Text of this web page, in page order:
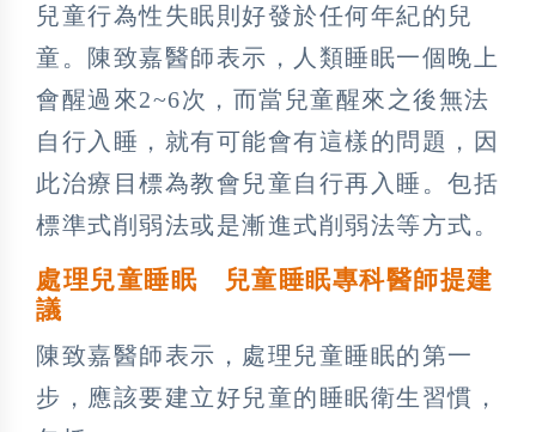
兒童行為性失眠則好發於任何年紀的兒
童。陳致嘉醫師表示，人類睡眠一個晚上
會醒過來2~6次，而當兒童醒來之後無法
自行入睡，就有可能會有這樣的問題，因
此治療目標為教會兒童自行再入睡。包括
標準式削弱法或是漸進式削弱法等方式。
處理兒童睡眠 兒童睡眠專科醫師提建
議
陳致嘉醫師表示，處理兒童睡眠的第一
步，應該要建立好兒童的睡眠衛生習慣，